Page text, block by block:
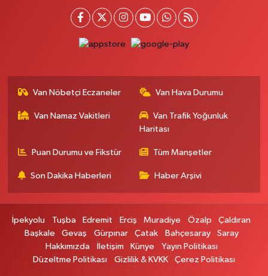
Hayat Eczanesi
Kışla Mah.Çınarlı Cad.1038 Sk.No:93 3-4
0 (432) 354 37 36 Yol Tarifi Al
BAHÇELİEVLER MAH.MUSLİH GÖRENTAŞ BULVARI NO:57Çağdaş fırının
0 (501) 322 00 65 Yol Tarifi Al
VANYOLU CADDESİ NO:42
0 (532) 689 22 50 Yol Tarifi Al
Van Nöbetçi Eczaneler Van Hava Durumu
Van Namaz Vakitleri
Van Trafik Yoğunluk
Haritası
Puan Durumu ve Fikstür Tüm Manşetler
Son Dakika Haberleri Haber Arşivi
İpekyolu Tuşba Edremit Erciş Muradiye Özalp
Çaldıran
Başkale
Gevaş Gürpınar Çatak Bahçesaray
Saray
Hakkımızda
İletişim Künye
Yayın Politikası
Düzeltme Politikası
Gizlilik & KVKK Çerez Politikası